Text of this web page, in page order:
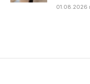
01.08.2026